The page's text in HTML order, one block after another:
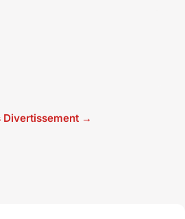
Divertissement →